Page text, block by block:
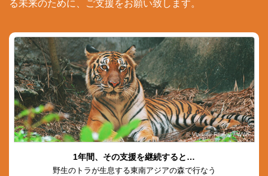
る未来のために、ご支援をお願い致します。
© Vladimir Filonov / WWF
1年間、その支援を継続すると…
野生のトラが生息する東南アジアの森で行なう